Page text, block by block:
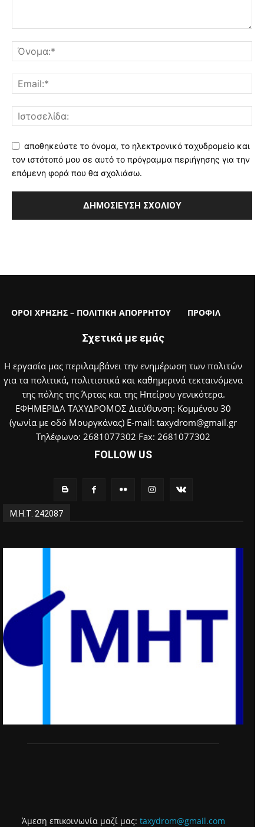
αποθηκεύστε το όνομα, το ηλεκτρονικό ταχυδρομείο και
τον ιστότοπό μου σε αυτό το πρόγραμμα περιήγησης για την
επόμενη φορά που θα σχολιάσω.
ΟΡΟΙ ΧΡΗΣΗΣ – ΠΟΛΙΤΙΚΗ ΑΠΟΡΡΗΤΟΥ ΠΡΟΦΙΛ
Σχετικά με εμάς
Η εργασία μας περιλαμβάνει την ενημέρωση των πολιτών
για τα πολιτικά, πολιτιστικά και καθημερινά τεκταινόμενα
της πόλης της Άρτας και της Ηπείρου γενικότερα.
ΕΦΗΜΕΡΙΔΑ ΤΑΧΥΔΡΟΜΟΣ Διεύθυνση: Κομμένου 30
(γωνία με οδό Μουργκάνας) E-mail: taxydrom@gmail.gr
Τηλέφωνο: 2681077302 Fax: 2681077302
FOLLOW US
Μ.Η.Τ. 242087
Άμεση επικοινωνία μαζί μας: taxydrom@gmail.com